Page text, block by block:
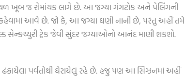
ખૂબ જ રોમાંચક લાગે છે. આ જગ્યા ગંગટોક અને પેલિંગની
આવે છે. જો કે, આ જગ્યા ઘણી નાની છે, પરંતુ અહીં તમે
સેન્ક્ચ્યુરી ટ્રેક જેવી સુંદર જગ્યાઓનો આનંદ માણી શકશો.
ઢંકાયેલા પર્વતોથી ઘેરાયેલું રહે છે. હજુ પણ આ સિઝનમાં અહીં